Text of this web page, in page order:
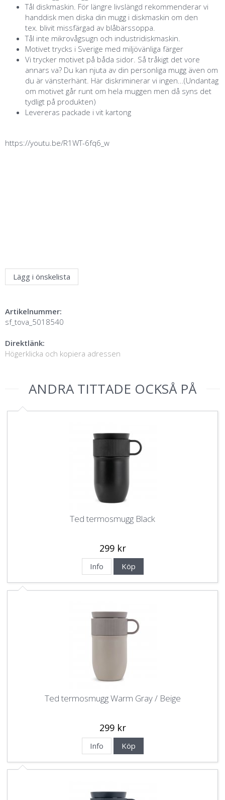
Tål diskmaskin. För längre livslängd rekommenderar vi
handdisk men diska din mugg i diskmaskin om den
tex. blivit missfärgad av blåbärssoppa.
Tål inte mikrovågsugn och industridiskmaskin.
Motivet trycks i Sverige med miljövänliga färger
Vi trycker motivet på båda sidor. Så tråkigt det vore
annars va? Du kan njuta av din personliga mugg även om
du är vänsterhänt. Här diskriminerar vi ingen...(Undantag
om motivet går runt om hela muggen men då syns det
tydligt på produkten)
Levereras packade i vit kartong
https://youtu.be/R1WT-6fq6_w
Lägg i önskelista
Artikelnummer:
sf_tova_5018540
Direktlänk:
Högerklicka och kopiera adressen
ANDRA TITTADE OCKSÅ PÅ
Ted termosmugg Black
299 kr
Info Köp
Ted termosmugg Warm Gray / Beige
299 kr
Info Köp